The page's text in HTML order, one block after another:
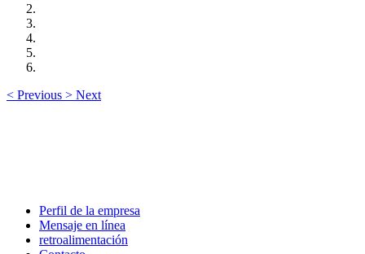
< Previous > Next
Perfil de la empresa
Mensaje en línea
retroalimentación